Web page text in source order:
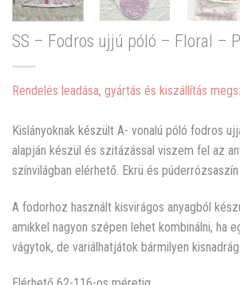
SS – Fodros ujjú póló – Floral –
Rendelés leadása, gyártás és kiszállítás
Kislányoknak készült A- vonalú póló fodros
alapján készül és szitázással viszem fel az
színvilágban elérhető. Ekrü és púderrózsaszín
A fodorhoz használt kisvirágos anyagból
amikkel nagyon szépen lehet kombinálni, ha
vágytok, de variálhatjátok bármilyen